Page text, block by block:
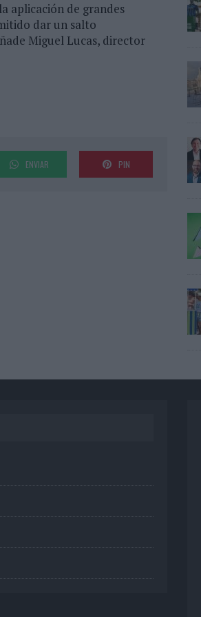
aplicación de grandes
dar un salto
Miguel Lucas, director
ENVIAR PIN